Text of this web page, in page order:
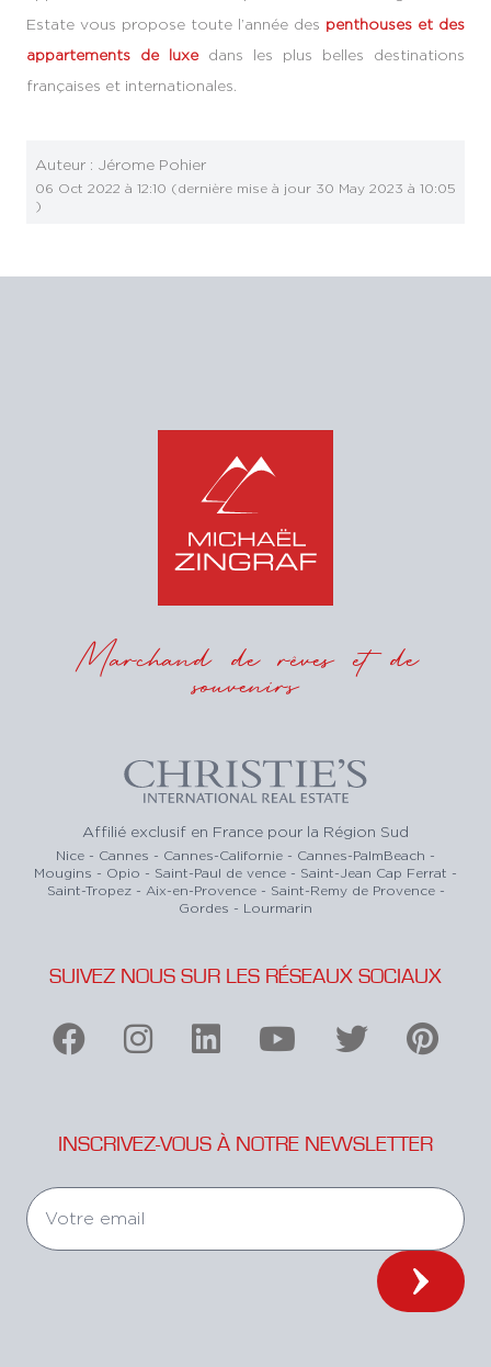
Estate vous propose toute l’année des penthouses et des
appartements de luxedans les plus belles destinations
françaises et internationales.
Auteur : Jérome Pohier
06 Oct 2022 à 12:10 (dernière mise à jour 30 May 2023 à 10:05
)
Marchand de rêves et de
souvenirs
Affilié exclusif en France pour la Région Sud
Nice - Cannes - Cannes-Californie - Cannes-PalmBeach -
Mougins - Opio - Saint-Paul de vence - Saint-Jean Cap Ferrat -
Saint-Tropez - Aix-en-Provence - Saint-Remy de Provence -
Gordes - Lourmarin
SUIVEZ NOUS SUR LES RÉSEAUX SOCIAUX
INSCRIVEZ-VOUS À NOTRE NEWSLETTER